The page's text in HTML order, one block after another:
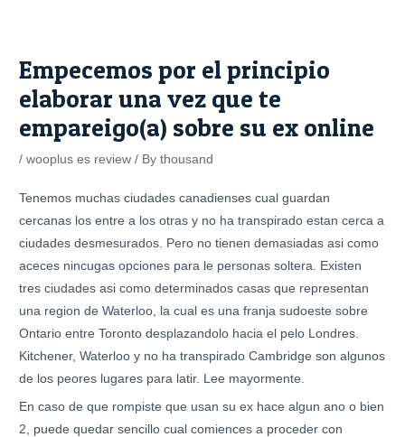
Empecemos por el principio
elaborar una vez que te
empareigo(a) sobre su ex online
/wooplus es review / Bythousand
Tenemos muchas ciudades canadienses cual guardan
cercanas los entre a los otras y no ha transpirado estan cerca a
ciudades desmesurados. Pero no tienen demasiadas asi­ como
aceces nincugas opciones para le personas soltera. Existen
tres ciudades asi­ como determinados casas que representan
una region de Waterloo, la cual es una franja sudoeste sobre
Ontario entre Toronto desplazandolo hacia el pelo Londres.
Kitchener, Waterloo y no ha transpirado Cambridge son algunos
de los peores lugares para latir. Lee mayormente.
En caso de que rompiste que usan su ex hace algun ano o bien
2, puede quedar sencillo cual comiences a proceder con